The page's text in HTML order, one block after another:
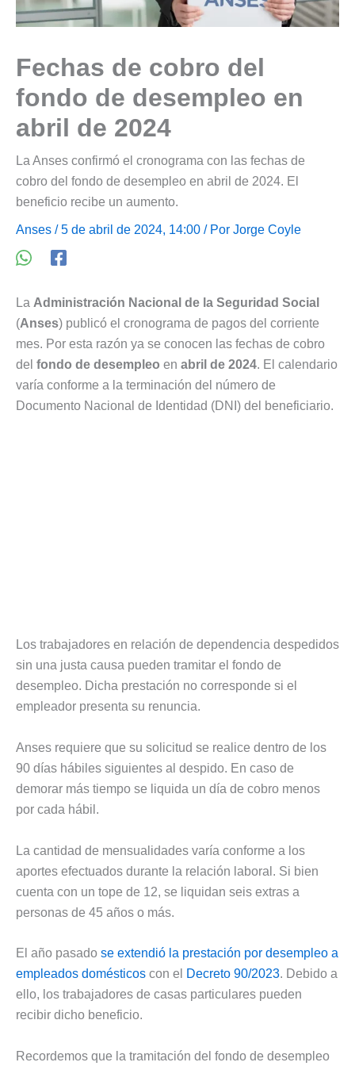
Fechas de cobro del
fondo de desempleo en
abril de 2024
La Anses confirmó el cronograma con las fechas de
cobro del fondo de desempleo en abril de 2024. El
beneficio recibe un aumento.
Anses / 5 de abril de 2024, 14:00 / Por Jorge Coyle
La Administración Nacional de la Seguridad Social
(Anses) publicó el cronograma de pagos del corriente
mes. Por esta razón ya se conocen las fechas de cobro
del fondo de desempleo en abril de 2024. El calendario
varía conforme a la terminación del número de
Documento Nacional de Identidad (DNI) del beneficiario.
Los trabajadores en relación de dependencia despedidos
sin una justa causa pueden tramitar el fondo de
desempleo. Dicha prestación no corresponde si el
empleador presenta su renuncia.
Anses requiere que su solicitud se realice dentro de los
90 días hábiles siguientes al despido. En caso de
demorar más tiempo se liquida un día de cobro menos
por cada hábil.
La cantidad de mensualidades varía conforme a los
aportes efectuados durante la relación laboral. Si bien
cuenta con un tope de 12, se liquidan seis extras a
personas de 45 años o más.
El año pasado se extendió la prestación por desempleo a
empleados domésticos con el Decreto 90/2023. Debido a
ello, los trabajadores de casas particulares pueden
recibir dicho beneficio.
Recordemos que la tramitación del fondo de desempleo